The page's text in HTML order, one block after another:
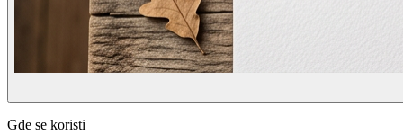
Gde se koristi